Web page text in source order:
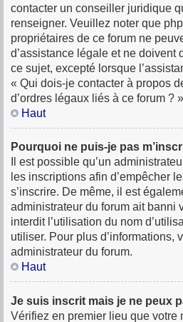
contacter un conseiller juridique
renseigner. Veuillez noter que
propriétaires de ce forum ne
d’assistance légale et ne doivent
ce sujet, excepté lorsque
« Qui dois-je contacter à propos
d’ordres légaux liés à ce forum ?
Haut
Pourquoi ne puis-je pas
Il est possible qu’un
les inscriptions afin d’empêcher
s’inscrire. De même, il est
administrateur du forum ait banni
interdit l’utilisation du nom
utiliser. Pour plus d’informations,
administrateur du forum.
Haut
Je suis inscrit mais je ne peux
Vérifiez en premier lieu que votre